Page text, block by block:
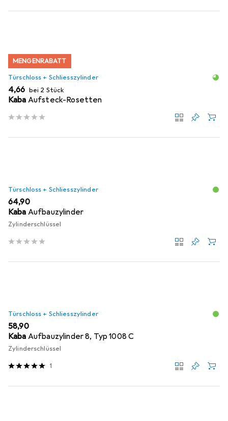
MENGENRABATT
Türschloss + Schliesszylinder
EUR
4,66 bei 2 Stück
Kaba Aufsteck-Rosetten
Türschloss + Schliesszylinder
EUR
64,90
Kaba Aufbauzylinder
Zylinderschlüssel
Türschloss + Schliesszylinder
EUR
58,90
Kaba Aufbauzylinder 8, Typ 1008 C
Zylinderschlüssel
1